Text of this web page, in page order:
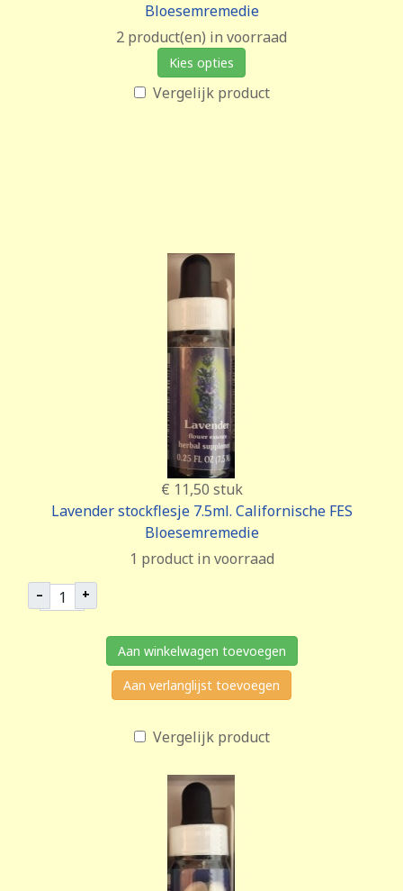
Bloesemremedie
2 product(en) in voorraad
Kies opties
Vergelijk product
€ 11,50 stuk
Lavender stockflesje 7.5ml. Californische FES
Bloesemremedie
1 product in voorraad
– +
Aan winkelwagen toevoegen
Aan verlanglijst toevoegen
Vergelijk product